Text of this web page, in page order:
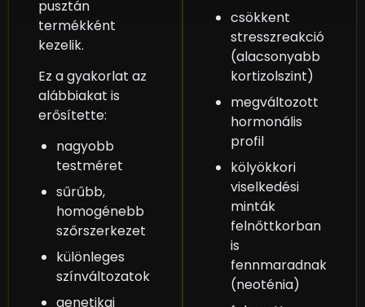
pusztán
termékként
kezelik.
Ez a gyakorlat az
alábbiakat is
erősítette:
nagyobb
testméret
sűrűbb,
homogénebb
szőrszerkezet
különleges
színváltozatok
genetikai
csökkent
stresszreakció
(alacsonyabb
kortizolszint)
megváltozott
hormonális
profil
kölyökkori
viselkedési
minták
felnőttkorban
is
fennmaradnak
(neoténia)